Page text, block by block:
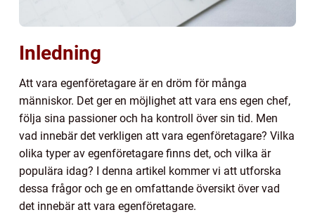
Inledning
Att vara egenföretagare är en dröm för många
människor. Det ger en möjlighet att vara ens egen chef,
följa sina passioner och ha kontroll över sin tid. Men
vad innebär det verkligen att vara egenföretagare? Vilka
olika typer av egenföretagare finns det, och vilka är
populära idag? I denna artikel kommer vi att utforska
dessa frågor och ge en omfattande översikt över vad
det innebär att vara egenföretagare.